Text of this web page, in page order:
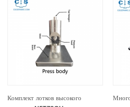
Комплект лотков высокого